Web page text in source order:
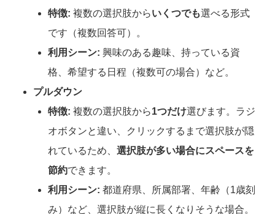
特徴: 複数の選択肢からいくつでも選べる形式
です（複数回答可）。
利用シーン: 興味のある趣味、持っている資
格、希望する日程（複数可の場合）など。
プルダウン
特徴: 複数の選択肢から1つだけ選びます。ラジ
オボタンと違い、クリックするまで選択肢が隠
れているため、 選択肢が多い場合にスペースを
節約できます。
利用シーン: 都道府県、所属部署、年齢（1歳刻
み）など、選択肢が縦に長くなりそうな場合。